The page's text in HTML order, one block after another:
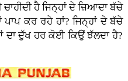
ਹੈ ਜਿਨ੍ਹਾਂ ਦੇ ਜ਼ਿਆਦਾ ਬੱਚੇ
ਕਰ ਰਹੇ ਹਾਂ? ਜਿਨ੍ਹਾਂ ਦੇ ਬੱਚੇ
ਦੁੱਖ ਹਰ ਕੋਈ ਕਿਉਂ ਝੱਲਦਾ ਹੈ?